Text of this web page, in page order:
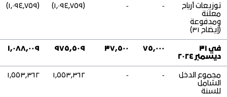
توزيعات أرباح
معلنة
ومدفوعة
(إيضاح ٣١)
‑
‑ (١,٠٩٤,٧٥٩) (١,٠٩٤,٧٥٩)
في ٣١
ديسمبر ٢٠٢٤
٧٥,٠٠٠ ٣٧,٥٠٠ ٩٧٥,٥٠٩ ١,٠٨٨,٠٠٩
مجموع الدخل
الشامل
للسنة
‑
‑ ١,٥٥٣,٣٦٢ ١,٥٥٣,٣٦٢